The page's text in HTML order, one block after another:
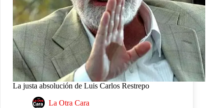
La justa absolución de Luis Carlos Restrepo
La Otra Cara